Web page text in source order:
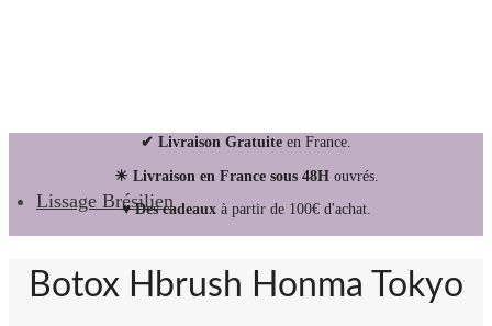
Lissage Brésilien
✔ Livraison Gratuite en France.
☀ Livraison en France sous 48Houvrés.
♥ Des cadeauxà partir de 100€ d'achat.
Botox Hbrush Honma Tokyo